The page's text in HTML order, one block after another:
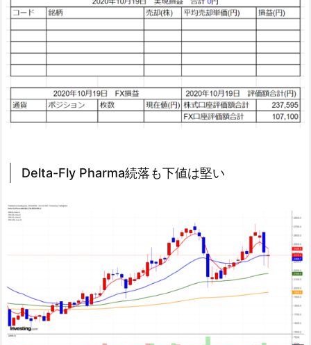
Delta-Fly Pharma続落も下値は堅い